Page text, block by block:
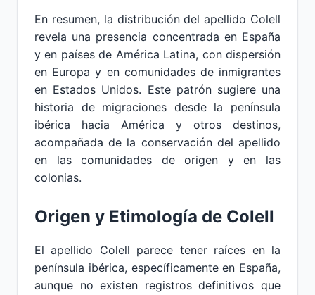
En resumen, la distribución del apellido Colell
revela una presencia concentrada en España
y en países de América Latina, con dispersión
en Europa y en comunidades de inmigrantes
en Estados Unidos. Este patrón sugiere una
historia de migraciones desde la península
ibérica hacia América y otros destinos,
acompañada de la conservación del apellido
en las comunidades de origen y en las
colonias.
Origen y Etimología de Colell
El apellido Colell parece tener raíces en la
península ibérica, específicamente en España,
aunque no existen registros definitivos que